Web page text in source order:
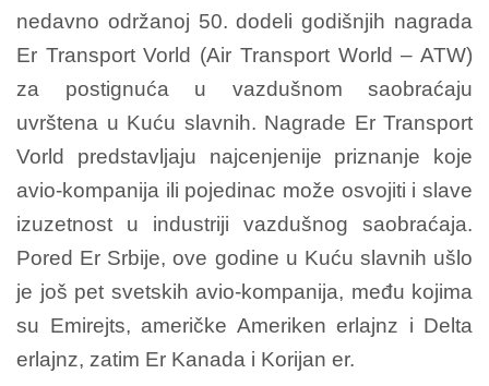
nedavno održanoj 50. dodeli godišnjih nagrada
Er Transport Vorld (Air Transport World – ATW)
za postignuća u vazdušnom saobraćaju
uvrštena u Kuću slavnih. Nagrade Er Transport
Vorld predstavljaju najcenjenije priznanje koje
avio-kompanija ili pojedinac može osvojiti i slave
izuzetnost u industriji vazdušnog saobraćaja.
Pored Er Srbije, ove godine u Kuću slavnih ušlo
je još pet svetskih avio-kompanija, među kojima
su Emirejts, američke Ameriken erlajnz i Delta
erlajnz, zatim Er Kanada i Korijan er.